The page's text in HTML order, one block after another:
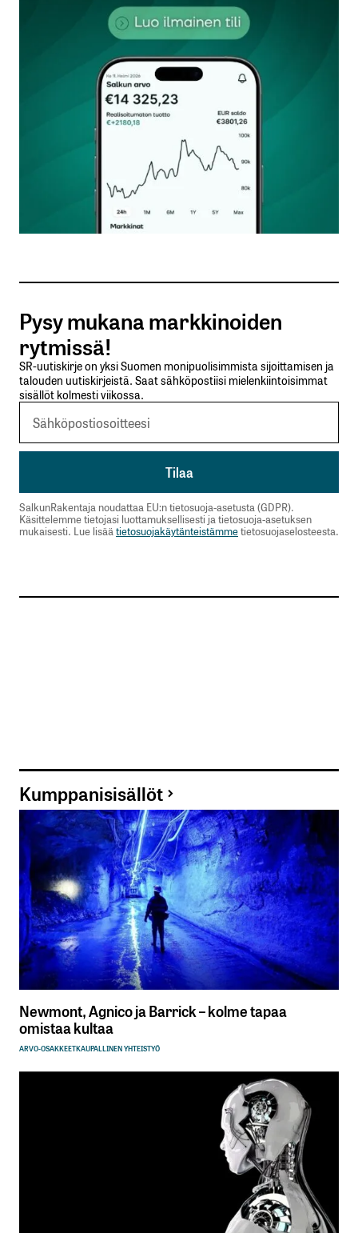
Sähköpostiosoitettasi ei julkaista.Pakolliset
kentät on merkitty*
Kommentti*
Nimesi tai nimimerkkisi
Sähköpostiosoitteesi
Tilaa SalkunRakentajan uutiskirje
Lähetä kommentti
Pysy mukana markkinoiden
rytmissä!
SR-uutiskirje on yksi Suomen monipuolisimmista sijoittamisen ja
talouden uutiskirjeistä. Saat sähköpostiisi mielenkiintoisimmat
sisällöt kolmesti viikossa.
SalkunRakentaja noudattaa EU:n tietosuoja-asetusta (GDPR).
Käsittelemme tietojasi luottamuksellisesti ja tietosuoja-asetuksen
mukaisesti. Lue lisäätietosuojakäytänteistämmetietosuojaselosteesta.
Kumppanisisällöt
Newmont, Agnico ja Barrick – kolme tapaa
omistaa kultaa
ARVO-OSAKKEETKAUPALLINEN YHTEISTYÖ